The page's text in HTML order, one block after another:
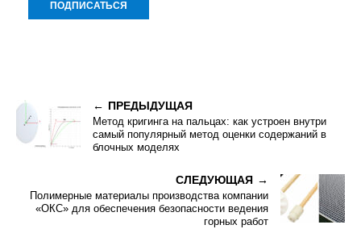
ПРЕДЫДУЩАЯ
Метод кригинга на пальцах: как устроен внутри
самый популярный метод оценки содержаний в
блочных моделях
СЛЕДУЮЩАЯ
Полимерные материалы производства компании
«ОКС» для обеспечения безопасности ведения
горных работ